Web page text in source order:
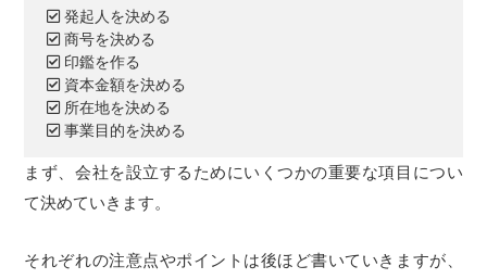
発起人を決める
商号を決める
印鑑を作る
資本金額を決める
所在地を決める
事業目的を決める
まず、会社を設立するためにいくつかの重要な項目につい
て決めていきます。
それぞれの注意点やポイントは後ほど書いていきますが、